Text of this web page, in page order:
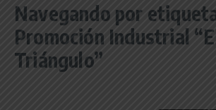
Navegando por
Promoción Industrial
Triángulo”